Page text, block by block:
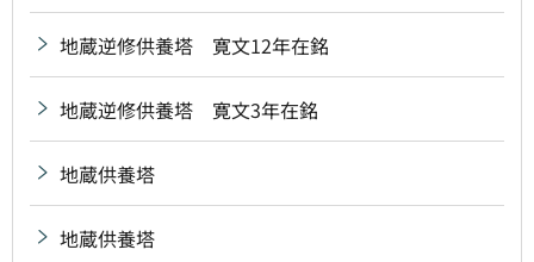
地蔵逆修供養塔 寛文12年在銘
地蔵逆修供養塔 寛文3年在銘
地蔵供養塔
地蔵供養塔